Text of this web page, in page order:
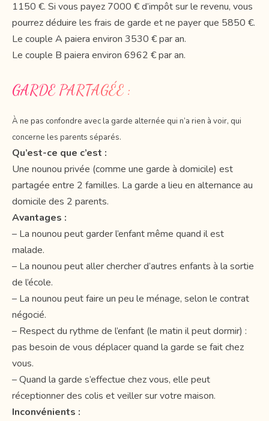
1150 €. Si vous payez 7000 € d’impôt sur le revenu, vous
pourrez déduire les frais de garde et ne payer que 5850 €.
Le couple A paiera environ 3530 € par an.
Le couple B paiera environ 6962 € par an.
GARDE PARTAGÉE :
À ne pas confondre avec la garde alternée qui n’a rien à voir, qui
concerne les parents séparés.
Qu’est-ce que c’est :
Une nounou privée (comme une garde à domicile) est
partagée entre 2 familles. La garde a lieu en alternance au
domicile des 2 parents.
Avantages :
– La nounou peut garder l’enfant même quand il est
malade.
– La nounou peut aller chercher d’autres enfants à la sortie
de l’école.
– La nounou peut faire un peu le ménage, selon le contrat
négocié.
– Respect du rythme de l’enfant (le matin il peut dormir) :
pas besoin de vous déplacer quand la garde se fait chez
vous.
– Quand la garde s’effectue chez vous, elle peut
réceptionner des colis et veiller sur votre maison.
Inconvénients :